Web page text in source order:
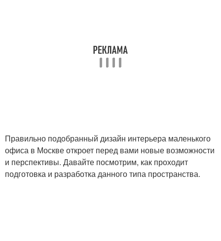
Правильно подобранный дизайн интерьера маленького
офиса в Москве откроет перед вами новые возможности
и перспективы. Давайте посмотрим, как проходит
подготовка и разработка данного типа пространства.